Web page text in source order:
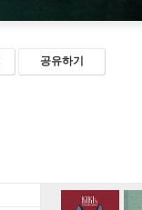
공유하기